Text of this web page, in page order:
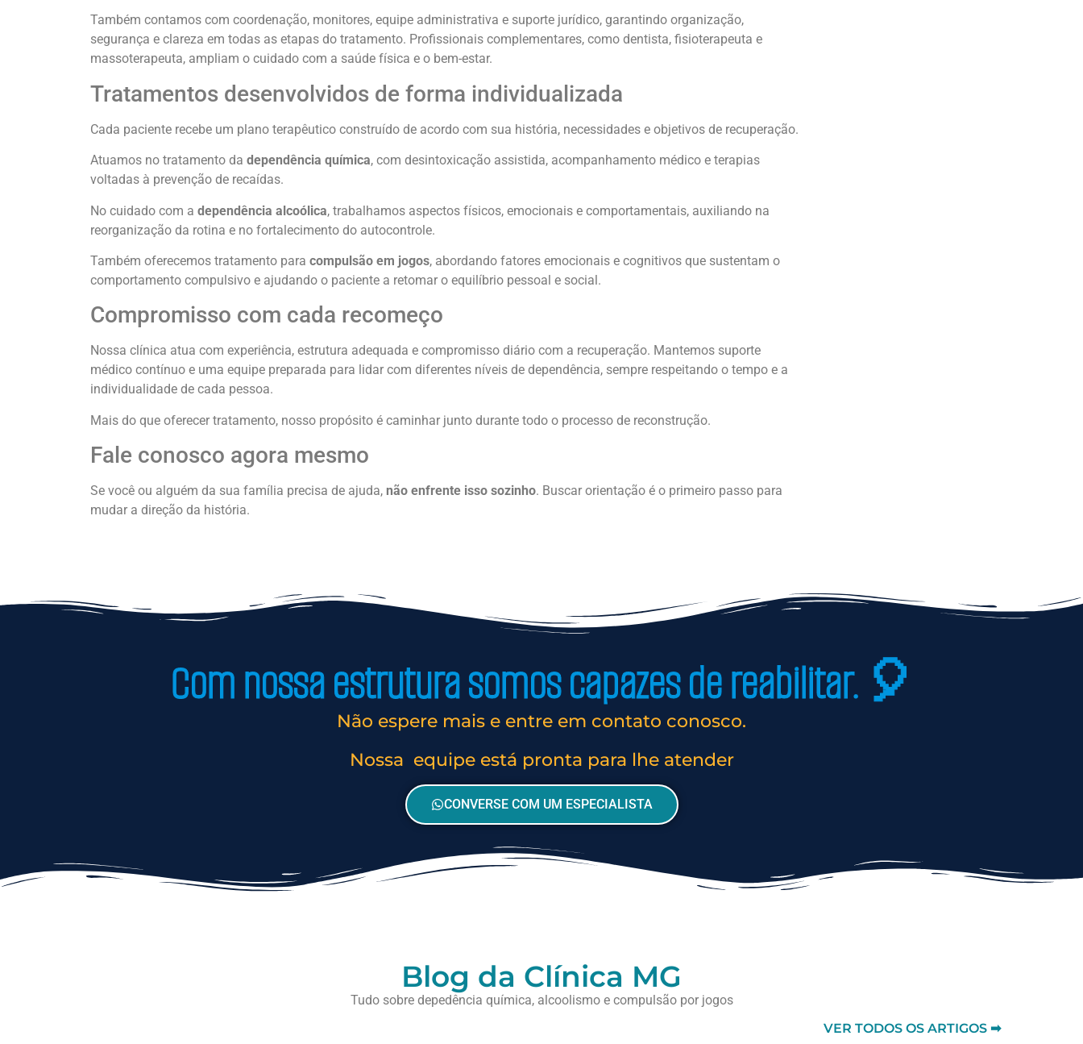
Também contamos com coordenação, monitores, equipe administrativa e suporte jurídico, garantindo organização,
segurança e clareza em todas as etapas do tratamento. Profissionais complementares, como dentista, fisioterapeuta e
massoterapeuta, ampliam o cuidado com a saúde física e o bem-estar.
Tratamentos desenvolvidos de forma individualizada
Cada paciente recebe um plano terapêutico construído de acordo com sua história, necessidades e objetivos de recuperação.
Atuamos no tratamento da dependência química, com desintoxicação assistida, acompanhamento médico e terapias
voltadas à prevenção de recaídas.
No cuidado com a dependência alcoólica, trabalhamos aspectos físicos, emocionais e comportamentais, auxiliando na
reorganização da rotina e no fortalecimento do autocontrole.
Também oferecemos tratamento para compulsão em jogos, abordando fatores emocionais e cognitivos que sustentam o
comportamento compulsivo e ajudando o paciente a retomar o equilíbrio pessoal e social.
Compromisso com cada recomeço
Nossa clínica atua com experiência, estrutura adequada e compromisso diário com a recuperação. Mantemos suporte
médico contínuo e uma equipe preparada para lidar com diferentes níveis de dependência, sempre respeitando o tempo e a
individualidade de cada pessoa.
Mais do que oferecer tratamento, nosso propósito é caminhar junto durante todo o processo de reconstrução.
Fale conosco agora mesmo
Se você ou alguém da sua família precisa de ajuda, não enfrente isso sozinho. Buscar orientação é o primeiro passo para
mudar a direção da história.
Com nossa estrutura somos capazes de reabilitar. 🎈
Não espere mais e entre em contato conosco.
Nossa equipe está pronta para lhe atender
CONVERSE COM UM ESPECIALISTA
Blog da Clínica MG
Tudo sobre depedência química, alcoolismo e compulsão por jogos
VER TODOS OS ARTIGOS ➡